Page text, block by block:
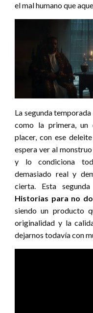
el mal humano que
La segunda temporada
como la primera, un
placer, con ese
espera ver al
y lo condiciona
demasiado real y
cierta. Esta
Historias para no
siendo un producto
originalidad y la
dejarnos todavía con